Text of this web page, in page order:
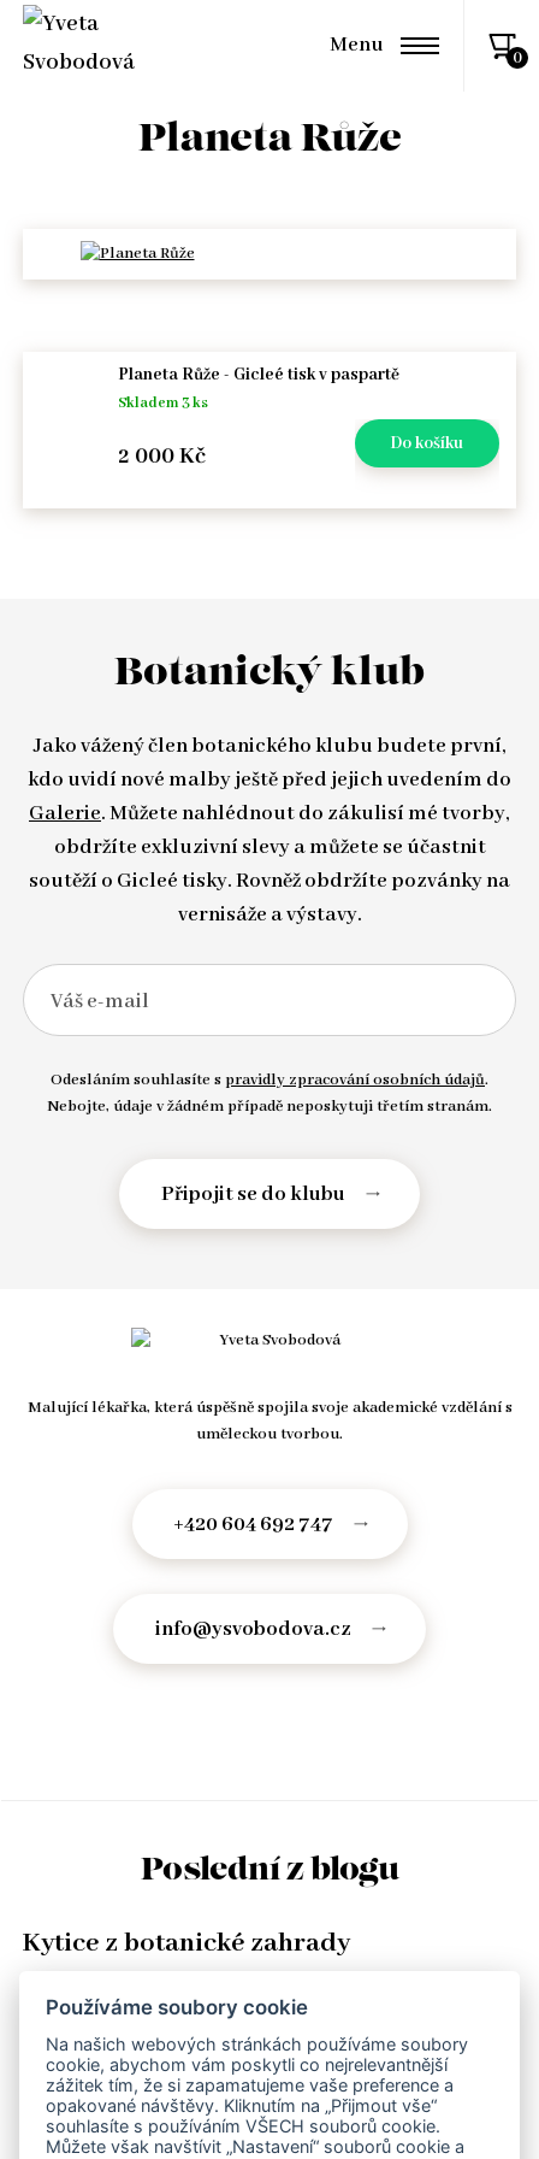
Menu
Planeta Růže
Planeta Růže - Gicleé tisk v paspartě
Skladem 3 ks
2 000 Kč
Botanický klub
Jako vážený člen botanického klubu budete první,
kdo uvidí nové malby ještě před jejich uvedením do
Galerie. Můžete nahlédnout do zákulisí mé tvorby,
obdržíte exkluzivní slevy a můžete se účastnit
soutěží o Gicleé tisky. Rovněž obdržíte pozvánky na
vernisáže a výstavy.
Váš e-mail
Odesláním souhlasíte s pravidly zpracování osobních údajů.
Nebojte, údaje v žádném případě neposkytuji třetím stranám.
Malující lékařka, která úspěšně spojila svoje akademické vzdělání s
uměleckou tvorbou.
+420 604 692 747
info@ysvobodova.cz
Poslední z blogu
Kytice z botanické zahrady
podporuje a fandí Vám. Já si toto privilegium užívám. Nikdy mi na
stole nechybí čerstvé květiny, oříšková čokoláda v šuplíku a kozí…
Číst celé
Používáme soubory cookie
Na našich webových stránkách používáme soubory
cookie, abychom vám poskytli co nejrelevantnější
zážitek tím, že si zapamatujeme vaše preference a
opakované návštěvy. Kliknutím na „Přijmout vše“
souhlasíte s používáním VŠECH souborů cookie.
Můžete však navštívit „Nastavení“ souborů cookie a